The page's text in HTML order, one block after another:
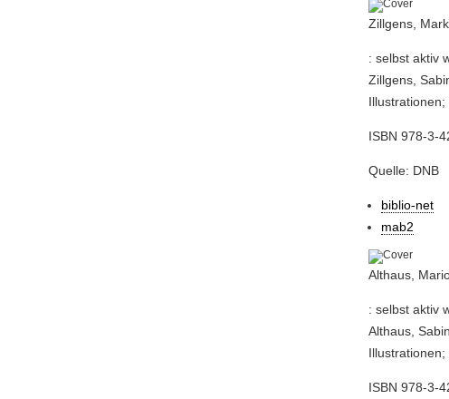
Zillgens,
: selbst aktiv
Zillgens,
ISBN 978-3-
Quelle: DNB
biblio-net
mab2
Althaus,
: selbst aktiv
Althaus,
ISBN 978-3-